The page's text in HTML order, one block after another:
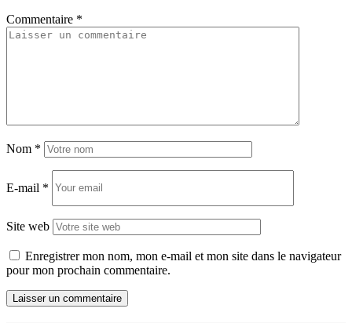
Commentaire *
Nom *
E-mail *
Site web
Enregistrer mon nom, mon e-mail et mon site dans le navigateur
pour mon prochain commentaire.